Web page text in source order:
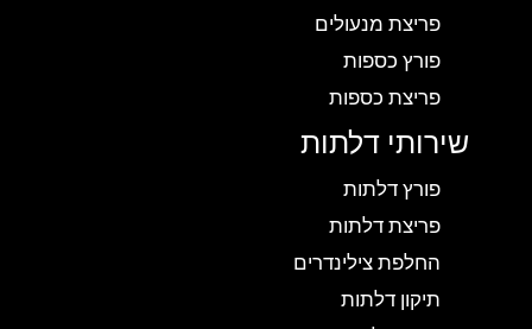
פריצת מנעולים
פורץ כספות
פריצת כספות
שירותי דלתות
פורץ דלתות
פריצת דלתות
החלפת צילינדרים
תיקון דלתות